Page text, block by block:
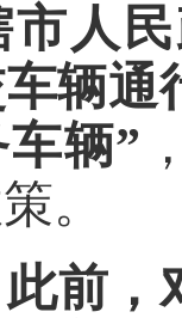
市人
辆通
辆”
。
此前